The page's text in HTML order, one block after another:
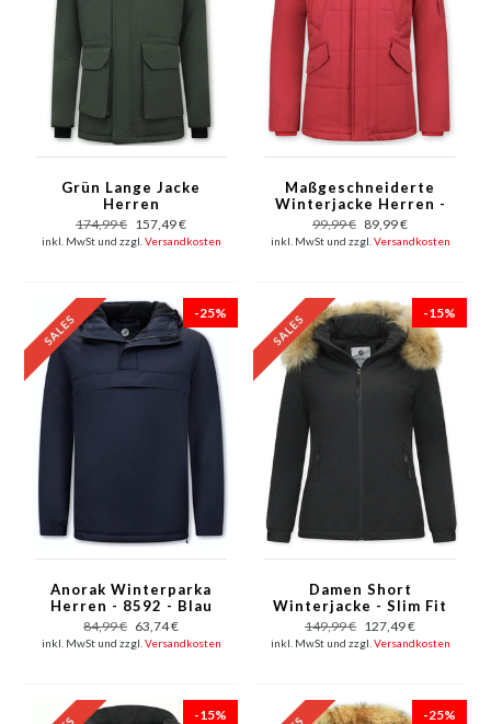
Grün Lange Jacke
Herren
174,99 € 157,49 €
inkl. MwSt und zzgl. Versandkosten
Maßgeschneiderte
Winterjacke Herren -
5192 - Rot
99,99 € 89,99 €
inkl. MwSt und zzgl. Versandkosten
-25%
Anorak Winterparka
Herren - 8592 - Blau
84,99 € 63,74 €
inkl. MwSt und zzgl. Versandkosten
-15%
Damen Short
Winterjacke - Slim Fit
- Mit Pelzkragen -
Schwarz
149,99 € 127,49 €
inkl. MwSt und zzgl. Versandkosten
-15% -25%